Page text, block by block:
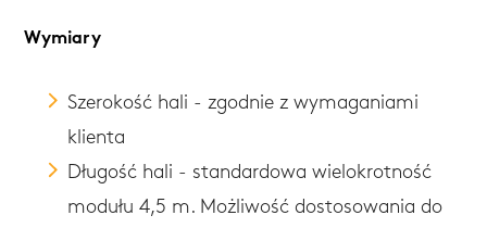
Wymiary
Szerokość hali - zgodnie z wymaganiami
klienta
Długość hali - standardowa wielokrotność
modułu 4,5 m. Możliwość dostosowania do